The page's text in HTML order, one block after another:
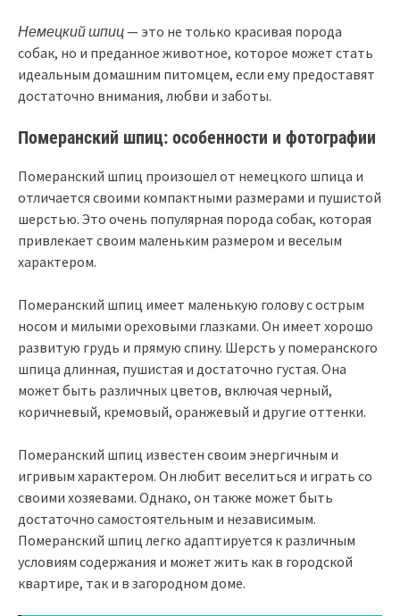
Немецкий шпиц— это не только красивая порода
собак, но и преданное животное, которое может стать
идеальным домашним питомцем, если ему предоставят
достаточно внимания, любви и заботы.
Померанский шпиц: особенности и фотографии
Померанский шпиц произошел от немецкого шпица и
отличается своими компактными размерами и пушистой
шерстью. Это очень популярная порода собак, которая
привлекает своим маленьким размером и веселым
характером.
Померанский шпиц имеет маленькую голову с острым
носом и милыми ореховыми глазками. Он имеет хорошо
развитую грудь и прямую спину. Шерсть у померанского
шпица длинная, пушистая и достаточно густая. Она
может быть различных цветов, включая черный,
коричневый, кремовый, оранжевый и другие оттенки.
Померанский шпиц известен своим энергичным и
игривым характером. Он любит веселиться и играть со
своими хозяевами. Однако, он также может быть
достаточно самостоятельным и независимым.
Померанский шпиц легко адаптируется к различным
условиям содержания и может жить как в городской
квартире, так и в загородном доме.